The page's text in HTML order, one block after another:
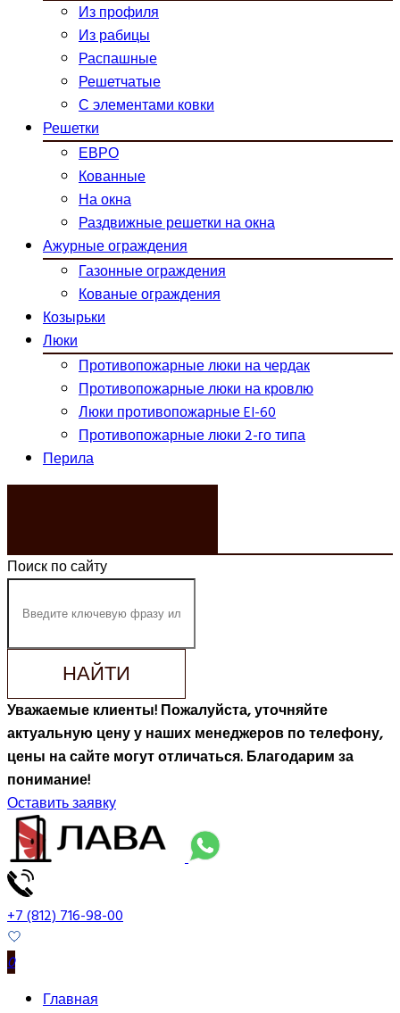
Из профиля
Из рабицы
Распашные
Решетчатые
С элементами ковки
Решетки
ЕВРО
Кованные
На окна
Раздвижные решетки на окна
Ажурные ограждения
Газонные ограждения
Кованые ограждения
Козырьки
Люки
Противопожарные люки на чердак
Противопожарные люки на кровлю
Люки противопожарные EI-60
Противопожарные люки 2-го типа
Перила
Поиск по сайту
НАЙТИ
Уважаемые клиенты! Пожалуйста, уточняйте
актуальную цену у наших менеджеров по телефону,
цены на сайте могут отличаться. Благодарим за
понимание!
Оставить заявку
+7 (812) 716-98-00
0
Главная